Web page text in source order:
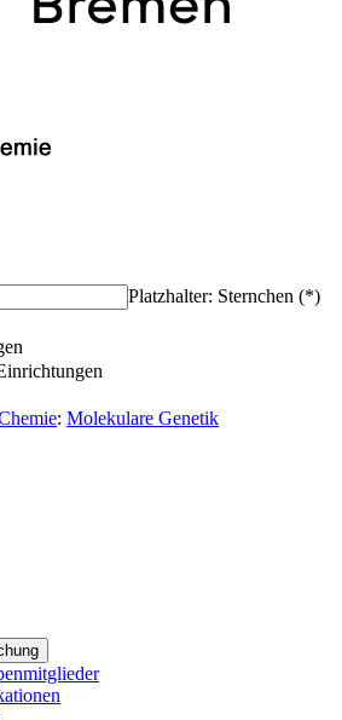
Platzhalter: Sternchen (*)
: Molekulare Genetik